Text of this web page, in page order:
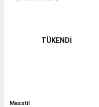
TÜKENDİ
Masstil